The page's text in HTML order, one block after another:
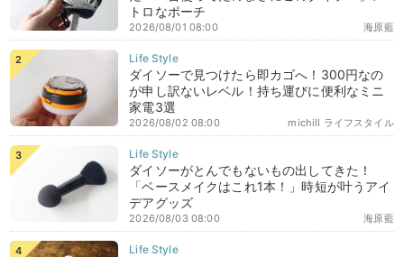
トロなポーチ
海原藍
2026/08/01 08:00
ダイソーで見つけたら即カゴへ！300円なの
が申し訳ないレベル！持ち運びに便利なミニ
家電3選
michill ライフスタイル
2026/08/02 08:00
ダイソーがとんでもないもの出してきた！
「ベースメイクはこれ1本！」時短が叶うアイ
デアグッズ
海原藍
2026/08/03 08:00